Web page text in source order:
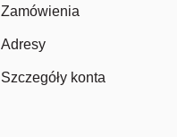
Zamówienia
Adresy
Szczegóły konta